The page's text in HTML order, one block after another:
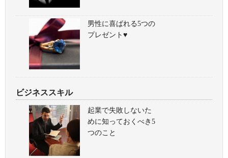
男性に喜ばれる5つの
プレゼント♥
ビジネススキル
起業で失敗しないた
めに知っておくべき5
つのこと